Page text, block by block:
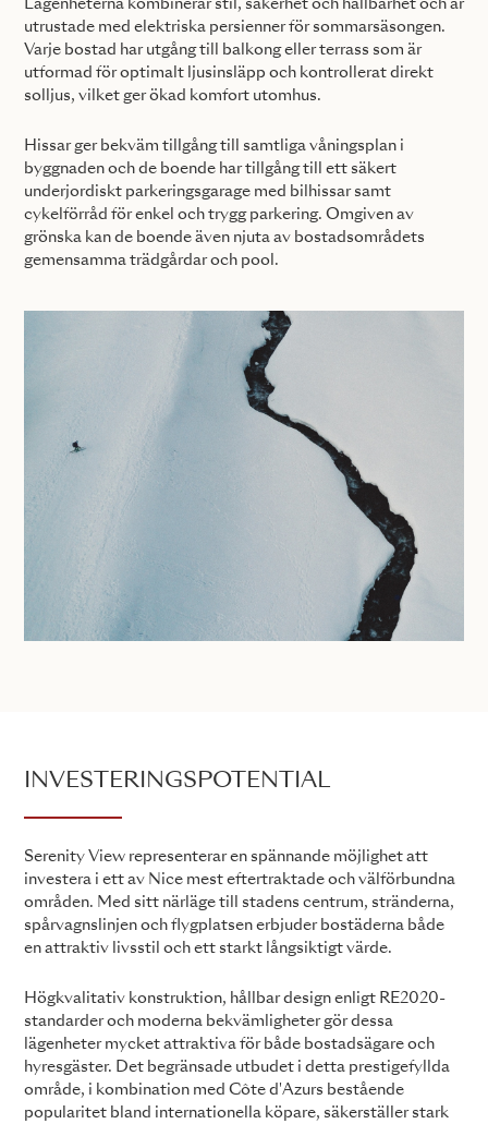
Lägenheterna kombinerar stil, säkerhet och hållbarhet och är
utrustade med elektriska persienner för sommarsäsongen.
Varje bostad har utgång till balkong eller terrass som är
utformad för optimalt ljusinsläpp och kontrollerat direkt
solljus, vilket ger ökad komfort utomhus.
Hissar ger bekväm tillgång till samtliga våningsplan i
byggnaden och de boende har tillgång till ett säkert
underjordiskt parkeringsgarage med bilhissar samt
cykelförråd för enkel och trygg parkering. Omgiven av
grönska kan de boende även njuta av bostadsområdets
gemensamma trädgårdar och pool.
INVESTERINGSPOTENTIAL
Serenity View representerar en spännande möjlighet att
investera i ett av Nice mest eftertraktade och välförbundna
områden. Med sitt närläge till stadens centrum, stränderna,
spårvagnslinjen och flygplatsen erbjuder bostäderna både
en attraktiv livsstil och ett starkt långsiktigt värde.
Högkvalitativ konstruktion, hållbar design enligt RE2020-
standarder och moderna bekvämligheter gör dessa
lägenheter mycket attraktiva för både bostadsägare och
hyresgäster. Det begränsade utbudet i detta prestigefyllda
område, i kombination med Côte d'Azurs bestående
popularitet bland internationella köpare, säkerställer stark